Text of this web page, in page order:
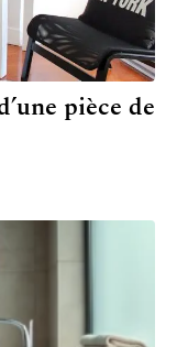
pièce de